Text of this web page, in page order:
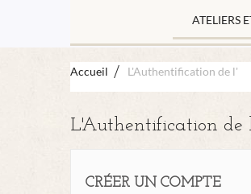
ATELIERS
Accueil L'Authentification de l'
L'Authentification de
CRÉER UN COMPTE